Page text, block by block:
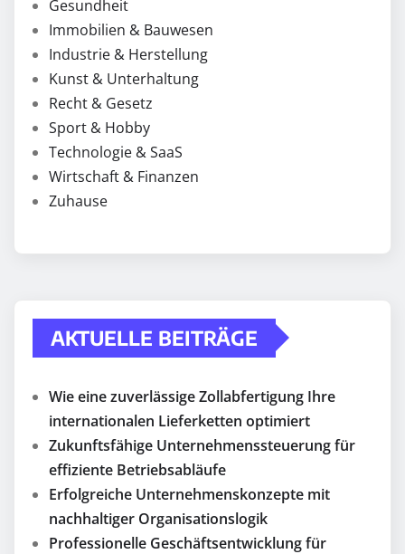
Gesundheit
Immobilien & Bauwesen
Industrie & Herstellung
Kunst & Unterhaltung
Recht & Gesetz
Sport & Hobby
Technologie & SaaS
Wirtschaft & Finanzen
Zuhause
AKTUELLE BEITRÄGE
Wie eine zuverlässige Zollabfertigung Ihre
internationalen Lieferketten optimiert
Zukunftsfähige Unternehmenssteuerung für
effiziente Betriebsabläufe
Erfolgreiche Unternehmenskonzepte mit
nachhaltiger Organisationslogik
Professionelle Geschäftsentwicklung für